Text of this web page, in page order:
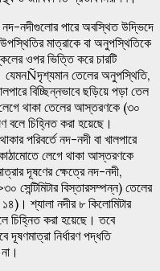
নদ-নদীগুলোর পারে অবস্থিত উদ্ভিদে
মাত্রাকে বা অনুপস্থিতিকে
ওপর ভিত্তি করে চারটি
যেমনÑদৃশ্যমান তেলের অনুপস্থিতি,
বিচ্ছিন্নভাবে ছড়িয়ে পড়া তেল
থাকা তেলের আস্তরণকে (৩০
বলে চিহ্নিত করা হয়েছে।
পরিবর্তে নদ-নদী বা খালপারে
লেগে থাকা আস্তরণকে
দূষণের ক্ষেত্রে নদ-নদী,
সেন্টিমিটার বিস্তারসম্পন্ন) তেলের
শ্যালা নদীর ৮ কিলোমিটার
চিহ্নিত করা হয়েছে। তবে
দূষণমাত্রা নির্ধারণ পদ্ধতি